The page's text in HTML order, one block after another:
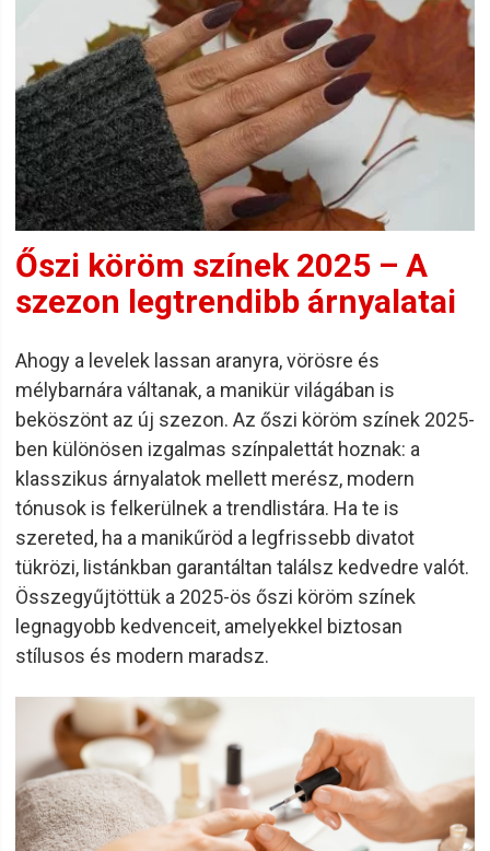
Őszi köröm színek 2025 – A
szezon legtrendibb árnyalatai
Ahogy a levelek lassan aranyra, vörösre és
mélybarnára váltanak, a manikür világában is
beköszönt az új szezon. Az őszi köröm színek 2025-
ben különösen izgalmas színpalettát hoznak: a
klasszikus árnyalatok mellett merész, modern
tónusok is felkerülnek a trendlistára. Ha te is
szereted, ha a manikűröd a legfrissebb divatot
tükrözi, listánkban garantáltan találsz kedvedre valót.
Összegyűjtöttük a 2025-ös őszi köröm színek
legnagyobb kedvenceit, amelyekkel biztosan
stílusos és modern maradsz.